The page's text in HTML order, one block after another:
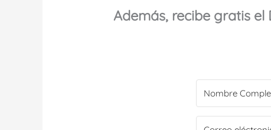
Además, recibe gratis el